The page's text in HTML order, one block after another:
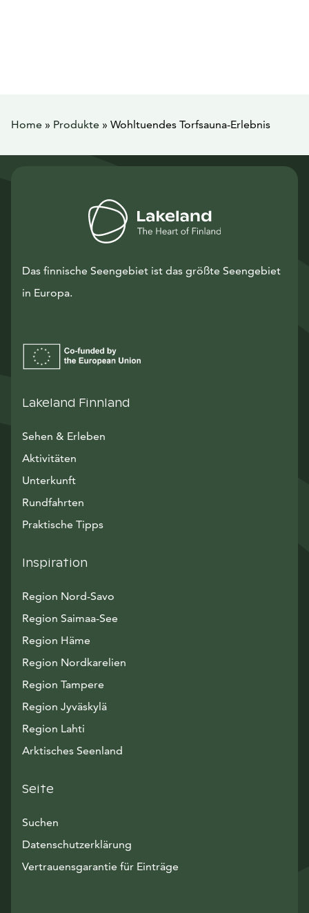
Home » Produkte » Wohltuendes Torfsauna-Erlebnis
Das finnische Seengebiet ist das größte Seengebiet
in Europa.
Lakeland Finnland
Sehen & Erleben
Aktivitäten
Unterkunft
Rundfahrten
Praktische Tipps
Inspiration
Region Nord-Savo
Region Saimaa-See
Region Häme
Region Nordkarelien
Region Tampere
Region Jyväskylä
Region Lahti
Arktisches Seenland
Seite
Suchen
Datenschutzerklärung
Vertrauensgarantie für Einträge